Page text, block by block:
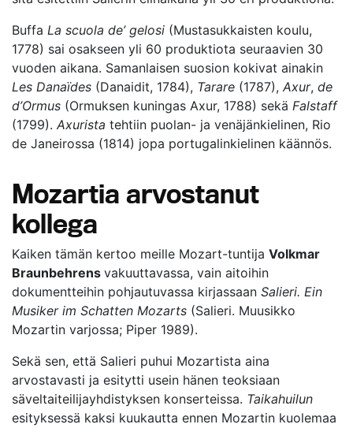
Buffa La scuola de’ gelosi (Mustasukkaisten koulu,
1778) sai osakseen yli 60 produktiota seuraavien 30
vuoden aikana. Samanlaisen suosion kokivat ainakin
Les Danaïdes (Danaidit, 1784), Tarare (1787), Axur, de
d’Ormus (Ormuksen kuningas Axur, 1788) sekä Falstaff
(1799). Axurista tehtiin puolan- ja venäjänkielinen, Rio
de Janeirossa (1814) jopa portugalinkielinen käännös.
Mozartia arvostanut
kollega
Kaiken tämän kertoo meille Mozart-tuntija Volkmar
Braunbehrens vakuuttavassa, vain aitoihin
dokumentteihin pohjautuvassa kirjassaan Salieri. Ein
Musiker im Schatten Mozarts (Salieri. Muusikko
Mozartin varjossa; Piper 1989).
Sekä sen, että Salieri puhui Mozartista aina
arvostavasti ja esitytti usein hänen teoksiaan
säveltaiteilijayhdistyksen konserteissa. Taikahuilun
esityksessä kaksi kuukautta ennen Mozartin kuolemaa